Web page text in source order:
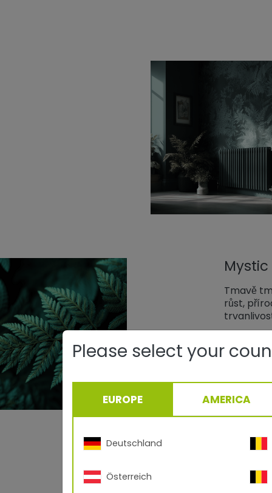
Tmavě
růst,
za
přírody
Please select your
EUROPE AMERICA
Deutschland
Österreich